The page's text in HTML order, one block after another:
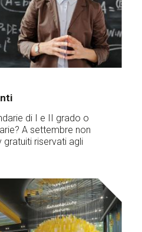
di I e II grado o
A settembre non
gratuiti riservati agli